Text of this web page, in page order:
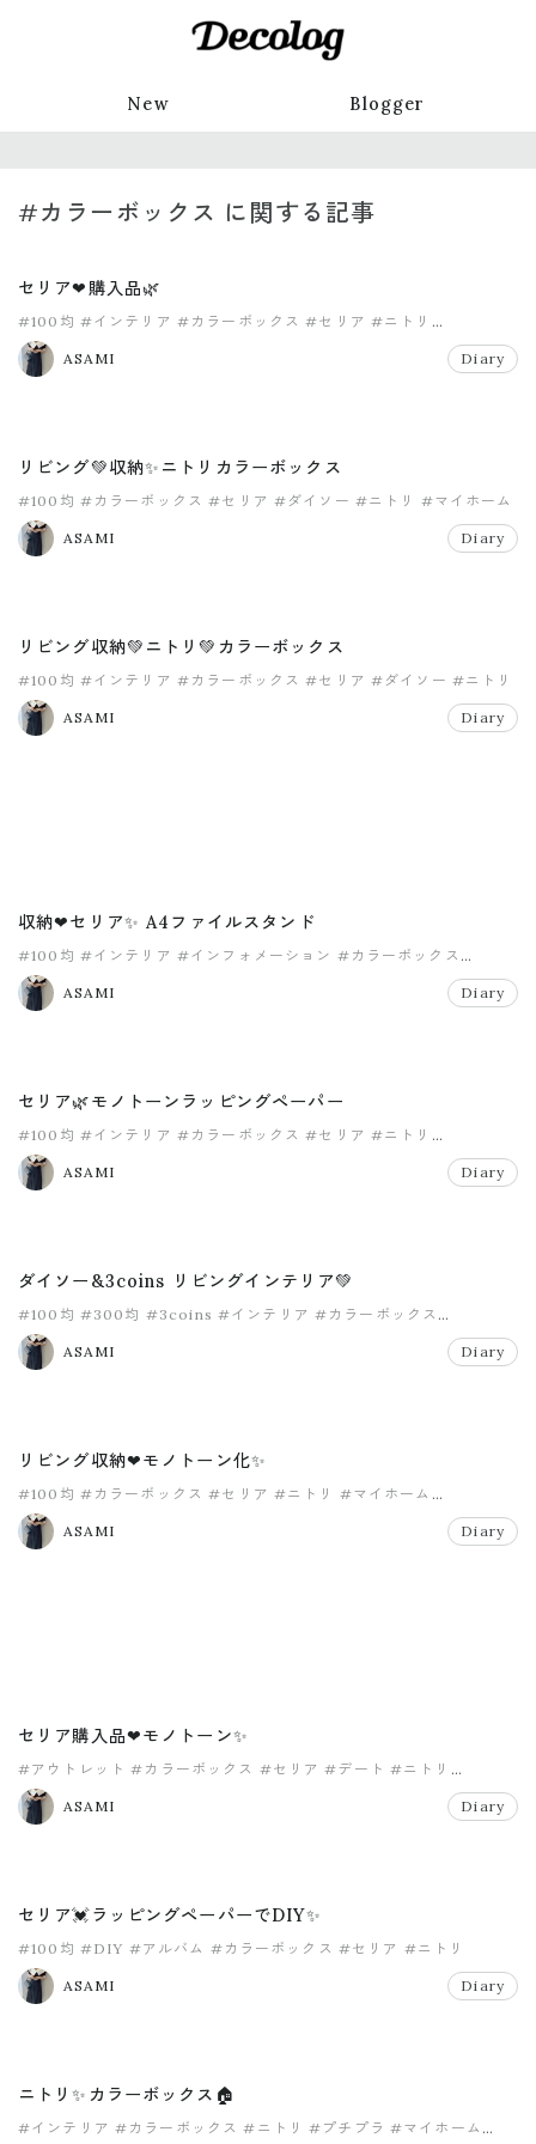
New Blogger
#カラーボックス に関する記事
セリア❤購入品🌿
#100均 #インテリア #カラーボックス #セリア #ニトリ
#マイホーム
ASAMI
Diary
リビング💚収納✨ニトリカラーボックス
#100均 #カラーボックス #セリア #ダイソー #ニトリ #マイホーム
ASAMI Diary
リビング収納💚ニトリ💚カラーボックス
#100均 #インテリア #カラーボックス #セリア #ダイソー #ニトリ
ASAMI Diary
収納❤セリア✨ A4ファイルスタンド
#100均 #インテリア #インフォメーション #カラーボックス
#セリア
ASAMI
Diary
セリア🌿モノトーンラッピングペーパー
#100均 #インテリア #カラーボックス #セリア #ニトリ
#ハンドメイド
ASAMI
Diary
ダイソー&3coins リビングインテリア💚
#100均 #300均 #3coins #インテリア #カラーボックス
#ダイソー
ASAMI
Diary
リビング収納❤モノトーン化✨
#100均 #カラーボックス #セリア #ニトリ
#マイホーム
#モノトーン
ASAMI
Diary
セリア購入品❤モノトーン✨
#アウトレット #カラーボックス #セリア #デート #ニトリ
#ペーパーボックス
ASAMI
Diary
セリア💓ラッピングペーパーでDIY✨
#100均 #DIY #アルバム #カラーボックス #セリア #ニトリ
ASAMI Diary
ニトリ✨カラーボックス🏠
#インテリア #カラーボックス #ニトリ #プチプラ #マイホーム